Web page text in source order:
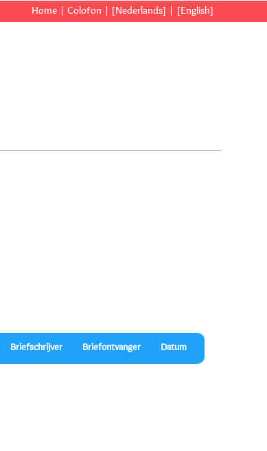
Home Colofon [Nederlands] [English]
Briefschrijver Briefontvanger Datum